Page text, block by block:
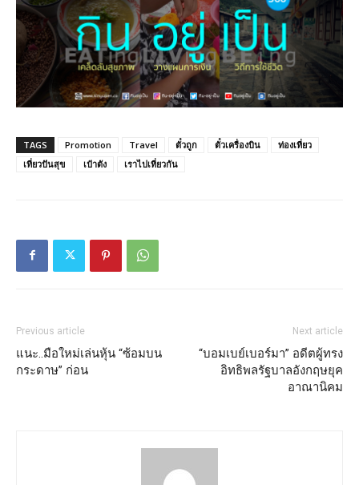
TAGS Promotion Travel ตั๋วถูก ตั๋วเครื่องบิน
ท่องเที่ยว
เที่ยวปันสุข
เป๋าตัง เราไปเที่ยวกัน
Previous article
แนะ..มือใหม่เล่นหุ้น “ซ้อมบน
กระดาษ” ก่อน
Next article
“บอมเบย์เบอร์มา” อดีตผู้ทรง
อิทธิพลรัฐบาลอังกฤษยุค
อาณานิคม